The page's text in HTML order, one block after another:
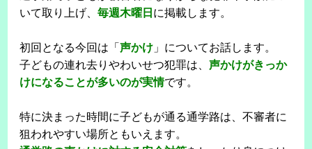
いて取り上げ、毎週木曜日 に掲載します。
初回となる今回は「声かけ 」についてお話します。
子どもの連れ去りやわいせつ犯罪は、声かけがきっか
けになることが多いのが実情です。
特に決まった時間に子どもが通る通学路は、不審者に
狙われやすい場所ともいえます。